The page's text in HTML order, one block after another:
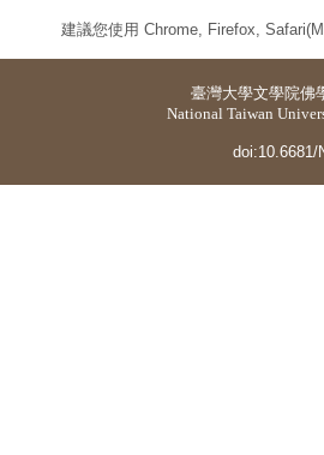
建議您使用 Chrome, Firefox,
臺灣大學文學院佛
National Taiwan
doi:10.6681/